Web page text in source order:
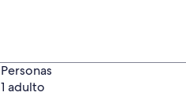
Personas
1 adulto